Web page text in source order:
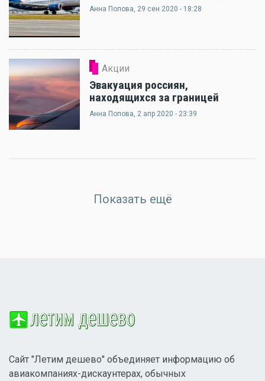
Анна Попова , 29 сен 2020 - 18:28
Акции
Эвакуация россиян,
находящихся за границей
Анна Попова , 2 апр 2020 - 23:39
Показать ещё
Сайт "Летим дешево" объединяет информацию об
авиакомпаниях-дискаунтерах, обычных